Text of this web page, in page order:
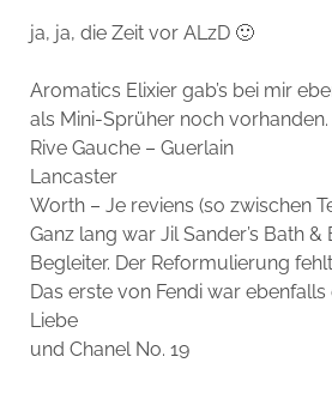
ja, ja, die Zeit vor ALzD 🙂
Aromatics Elixier gab’s bei mir
als Mini-Sprüher noch vorhanden.
Rive Gauche – Guerlain
Lancaster
Worth – Je reviens (so zwischen
Ganz lang war Jil Sander’s Bath
Begleiter. Der Reformulierung
Das erste von Fendi war
Liebe
und Chanel No. 19